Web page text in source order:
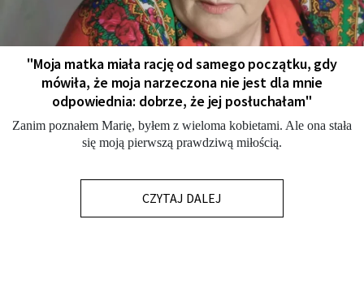
"Moja matka miała rację od samego początku, gdy
mówiła, że moja narzeczona nie jest dla mnie
odpowiednia: dobrze, że jej posłuchałam"
Zanim poznałem Marię, byłem z wieloma kobietami. Ale ona stała
się moją pierwszą prawdziwą miłością.
CZYTAJ DALEJ